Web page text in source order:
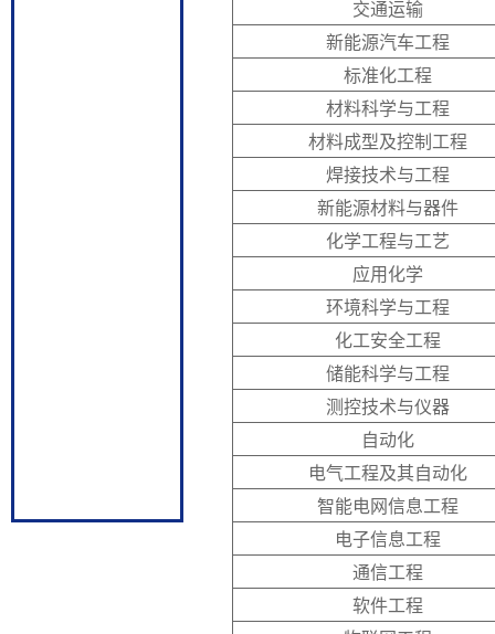
交通运输
新能源汽车工程
标准化工程
材料科学与工程
材料成型及控制工程
焊接技术与工程
新能源材料与器件
化学工程与工艺
应用化学
环境科学与工程
化工安全工程
储能科学与工程
测控技术与仪器
自动化
电气工程及其自动化
智能电网信息工程
电子信息工程
通信工程
软件工程